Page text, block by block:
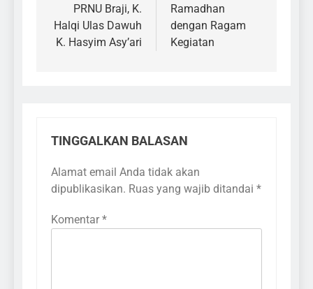
PRNU Braji, K.
Halqi Ulas Dawuh
K. Hasyim Asy’ari
Ramadhan
dengan Ragam
Kegiatan
TINGGALKAN BALASAN
Alamat email Anda tidak akan
dipublikasikan. Ruas yang wajib ditandai *
Komentar *